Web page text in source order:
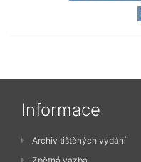
Informace
Archiv tištěných vydání